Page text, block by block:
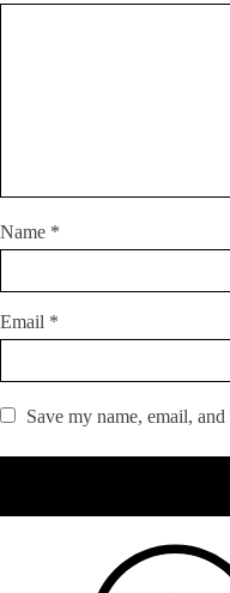
Name *
Email *
Save my name, email,